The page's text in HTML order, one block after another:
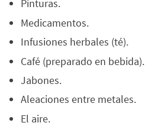
Pinturas.
Medicamentos.
Infusiones herbales (té).
Café (preparado en bebida).
Jabones.
Aleaciones entre metales.
El aire.